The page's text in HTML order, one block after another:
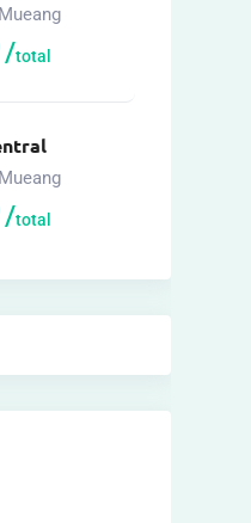
Mueang
total
Mueang
total